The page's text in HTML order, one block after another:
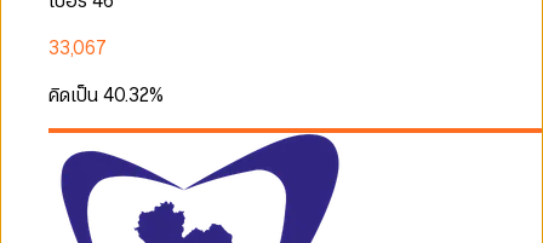
33,067
คิดเป็น40.32%